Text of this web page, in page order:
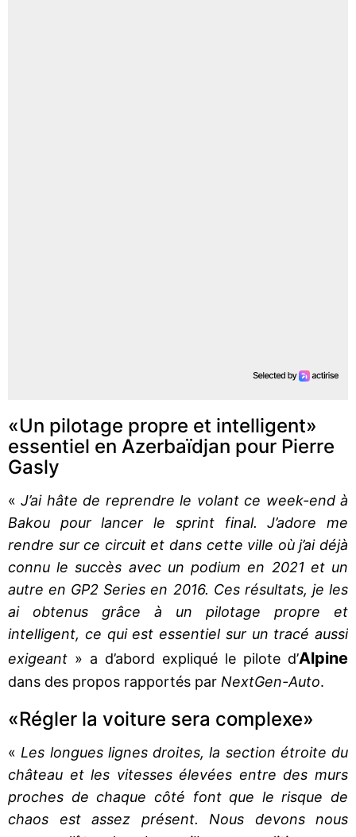
«Un pilotage propre et intelligent»
essentiel en Azerbaïdjan pour Pierre
Gasly
«J’ai hâte de reprendre le volant ce week-end à
Bakou pour lancer le sprint final. J’adore me
rendre sur ce circuit et dans cette ville où j’ai déjà
connu le succès avec un podium en 2021 et un
autre en GP2 Series en 2016. Ces résultats, je les
ai obtenus grâce à un pilotage propre et
intelligent, ce qui est essentiel sur un tracé aussi
exigeant » a d’abord expliqué le pilote d’Alpine
dans des propos rapportés par NextGen-Auto.
«Régler la voiture sera complexe»
« Les longues lignes droites, la section étroite du
château et les vitesses élevées entre des murs
proches de chaque côté font que le risque de
chaos est assez présent. Nous devons nous